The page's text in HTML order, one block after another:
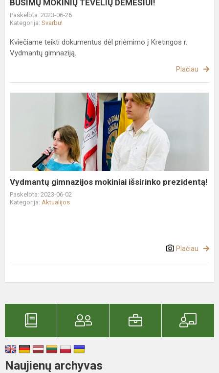
BŪSIMŲ MOKINIŲ TĖVELIŲ DĖMESIUI!
Paskelbta: 2023-06-26
Kategorija: Svarbu!
Kviečiame teikti dokumentus dėl priėmimo į Kretingos r.
Vydmantų gimnaziją.
Plačiau
Vydmantų gimnazijos mokiniai išsirinko prezidentą!
Paskelbta: 2023-06-02
Kategorija: Aktualijos
Plačiau
Naujienų archyvas